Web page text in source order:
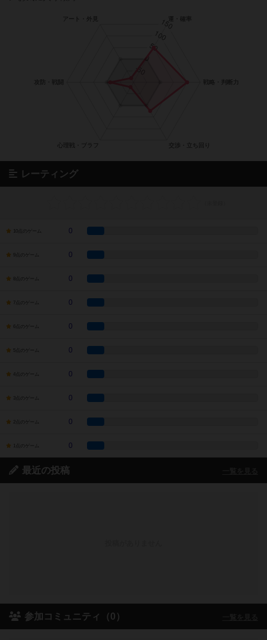
レーティング
10点のゲーム 0
9点のゲーム 0
8点のゲーム 0
7点のゲーム 0
6点のゲーム 0
5点のゲーム 0
4点のゲーム 0
3点のゲーム 0
2点のゲーム 0
1点のゲーム 0
最近の投稿
参加コミュニティ（0）